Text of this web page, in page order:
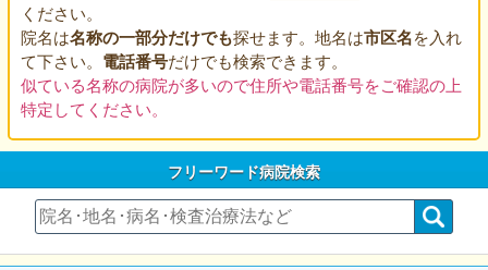
ください。
院名は名称の一部分だけでも探せます。地名は市区名を入れ
て下さい。 電話番号だけでも検索できます。
似ている名称の病院が多いので住所や電話番号をご確認の上
特定してください。
フリーワード病院検索